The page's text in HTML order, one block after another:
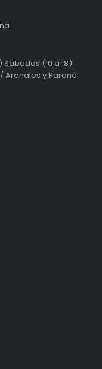
Sábados (10 a 18)
Arenales y Paraná.